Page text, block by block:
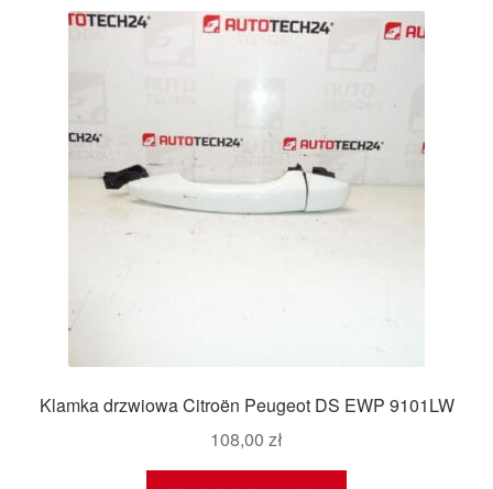
Klamka drzwiowa Citroën Peugeot DS EWP 9101LW
108,00 zł